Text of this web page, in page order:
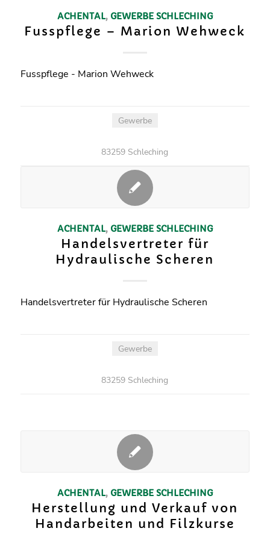
ACHENTAL, GEWERBE SCHLECHING
Fusspflege – Marion Wehweck
Fusspflege - Marion Wehweck
Gewerbe
83259 Schleching
ACHENTAL, GEWERBE SCHLECHING
Handelsvertreter für
Hydraulische Scheren
Handelsvertreter für Hydraulische Scheren
Gewerbe
83259 Schleching
ACHENTAL, GEWERBE SCHLECHING
Herstellung und Verkauf von
Handarbeiten und Filzkurse